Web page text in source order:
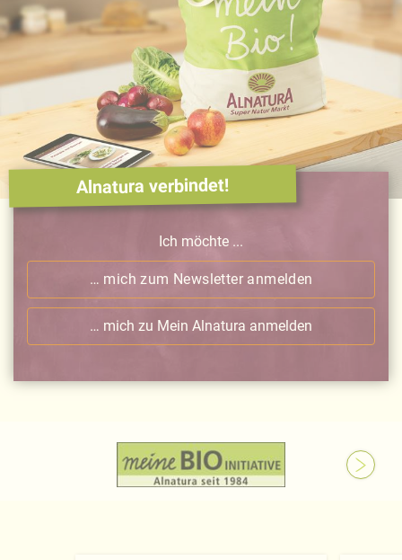
Alnatura verbindet!
Ich möchte ...
… mich zum Newsletter anmelden
… mich zu Mein Alnatura anmelden